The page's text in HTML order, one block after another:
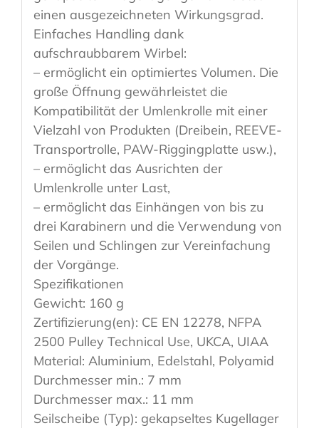
einen ausgezeichneten Wirkungsgrad.
Einfaches Handling dank
aufschraubbarem Wirbel:
– ermöglicht ein optimiertes Volumen. Die
große Öffnung gewährleistet die
Kompatibilität der Umlenkrolle mit einer
Vielzahl von Produkten (Dreibein, REEVE-
Transportrolle, PAW-Riggingplatte usw.),
– ermöglicht das Ausrichten der
Umlenkrolle unter Last,
– ermöglicht das Einhängen von bis zu
drei Karabinern und die Verwendung von
Seilen und Schlingen zur Vereinfachung
der Vorgänge.
Spezifikationen
Gewicht: 160 g
Zertifizierung(en): CE EN 12278, NFPA
2500 Pulley Technical Use, UKCA, UIAA
Material: Aluminium, Edelstahl, Polyamid
Durchmesser min.: 7 mm
Durchmesser max.: 11 mm
Seilscheibe (Typ): gekapseltes Kugellager